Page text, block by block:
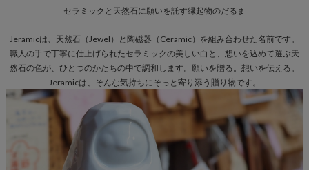
セラミックと天然石に願いを託す縁起物のだるま
Jeramicは、天然石（Jewel）と陶磁器（Ceramic）を組み合わせた名前です。
職人の手で丁寧に仕上げられたセラミックの美しい白と、想いを込めて選ぶ天
然石の色が、ひとつのかたちの中で調和します。願いを贈る。想いを伝える。
Jeramicは、そんな気持ちにそっと寄り添う贈り物です。